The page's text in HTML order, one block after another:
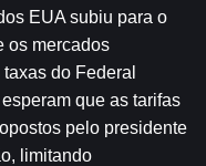
EUA subiu para o
os mercados
do Federal
que as tarifas
pelo presidente
limitando